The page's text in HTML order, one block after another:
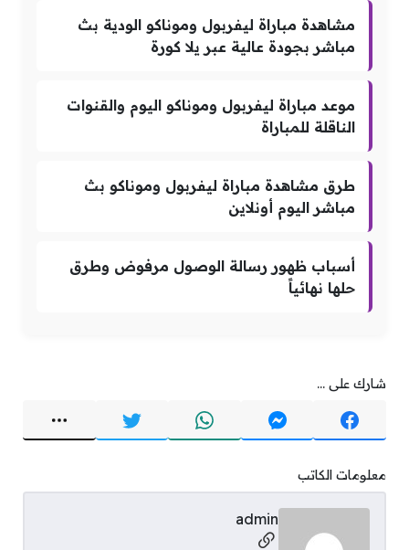
مشاهدة مباراة ليفربول وموناكو الودية بث
مباشر بجودة عالية عبر يلا كورة
موعد مباراة ليفربول وموناكو اليوم والقنوات
الناقلة للمباراة
طرق مشاهدة مباراة ليفربول وموناكو بث
مباشر اليوم أونلاين
أسباب ظهور رسالة الوصول مرفوض وطرق
حلها نهائياً
شارك على ...
معلومات الكاتب
admin